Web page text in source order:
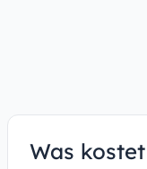
Was